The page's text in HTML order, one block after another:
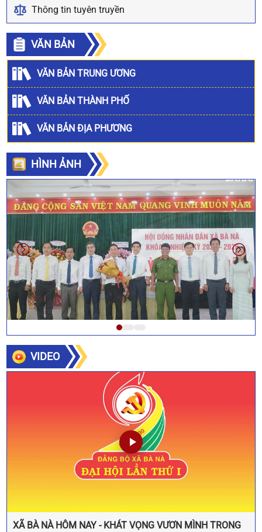
Thông tin tuyên truyền
VĂN BẢN
VĂN BẢN TRUNG ƯƠNG
VĂN BẢN THÀNH PHỐ
VĂN BẢN ĐỊA PHƯƠNG
HÌNH ẢNH
VIDEO
XÃ BÀ NÀ HÔM NAY - KHÁT VỌNG VƯƠN MÌNH TRONG